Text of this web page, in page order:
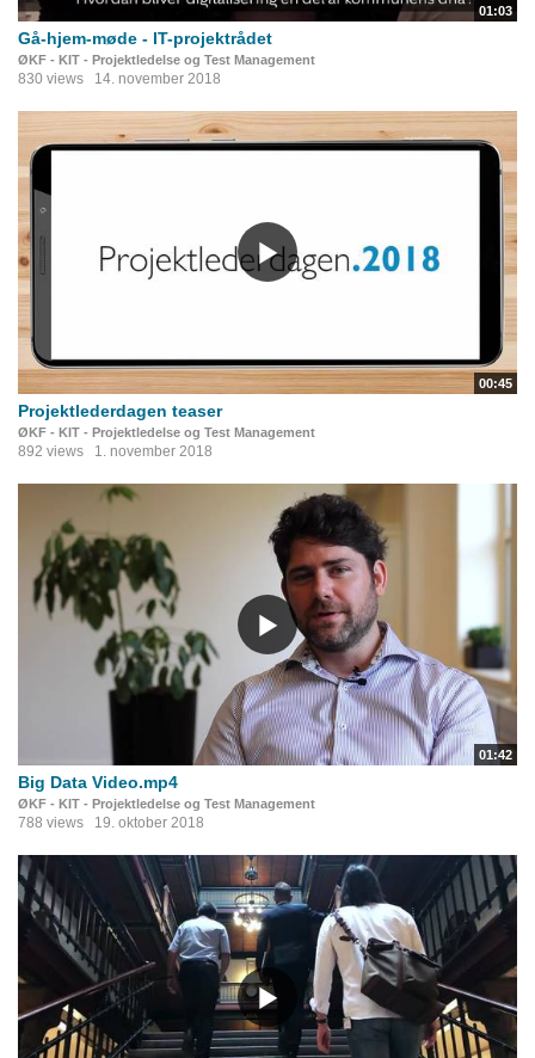
01:03
Gå-hjem-møde - IT-projektrådet
ØKF - KIT - Projektledelse og Test Management
830 views 14. november 2018
00:45
Projektlederdagen teaser
ØKF - KIT - Projektledelse og Test Management
892 views 1. november 2018
01:42
Big Data Video.mp4
ØKF - KIT - Projektledelse og Test Management
788 views 19. oktober 2018